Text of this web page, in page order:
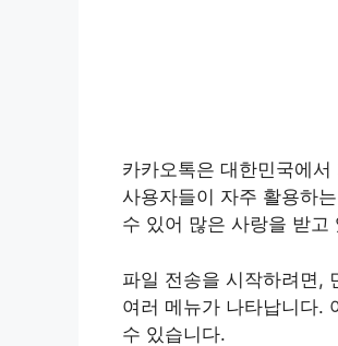
카카오톡은 대한민국에
사용자들이 자주 활용하
수 있어 많은 사랑을 받고
파일 전송을 시작하려면,
여러 메뉴가 나타납니다.
수 있습니다.